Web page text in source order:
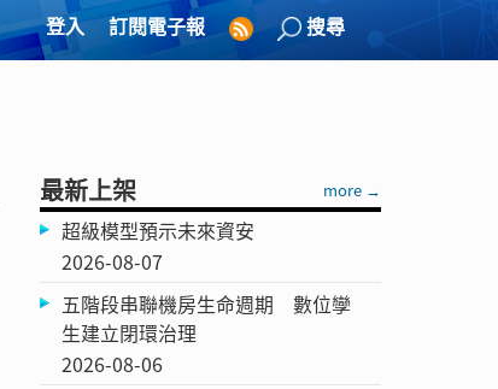
登入 訂閱電子報 搜尋
最新上架 more →
超級模型預示未來資安
2026-08-07
五階段串聯機房生命週期 數位孿
生建立閉環治理
2026-08-06